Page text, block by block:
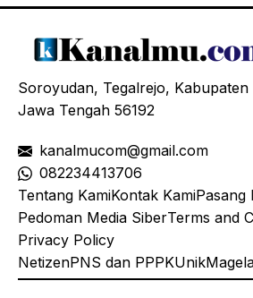
Soroyudan, Tegalrejo, Kabupaten
Jawa Tengah 56192
kanalmucom@gmail.com
082234413706
Tentang KamiKontak KamiPasang
Pedoman Media SiberTerms and
Privacy Policy
NetizenPNS dan PPPKUnik